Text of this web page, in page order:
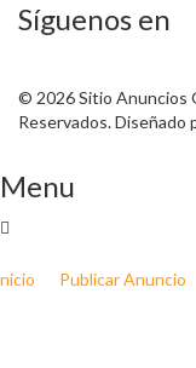
Síguenos en
© 2026 Sitio Anuncios
Reservados. Diseñado
Menu
Publicar Anuncio